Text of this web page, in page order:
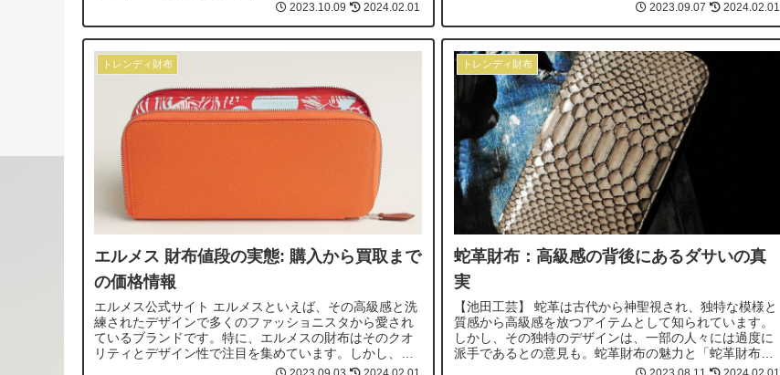
2023.10.09 2024.02.01 2023.09.07 2024.02.01
トレンディ財布
エルメス 財布値段の実態: 購入から買取まで
の価格情報
エルメス公式サイト エルメスといえば、その高級感と洗
練されたデザインで多くのファッショニスタから愛され
ているブランドです。特に、エルメスの財布はそのクオ
リティとデザイン性で注目を集めています。しかし、エ
ルメスの財布値段はどれくらいなのでしょ...
トレンディ財布
蛇革財布：高級感の背後にあるダサいの真
実
【池田工芸】 蛇革は古代から神聖視され、独特な模様と
質感から高級感を放つアイテムとして知られています。
しかし、その独特のデザインは、一部の人々には過度に
派手であるとの意見も。蛇革財布の魅力と「蛇革財布ダ
サい」と感じる理由、その背後にある深層...